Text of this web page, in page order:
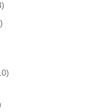
3
продукта
48
10